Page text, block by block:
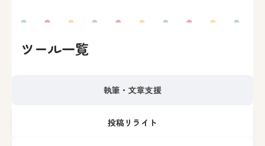
ツール一覧
執筆・文章支援
投稿リライト